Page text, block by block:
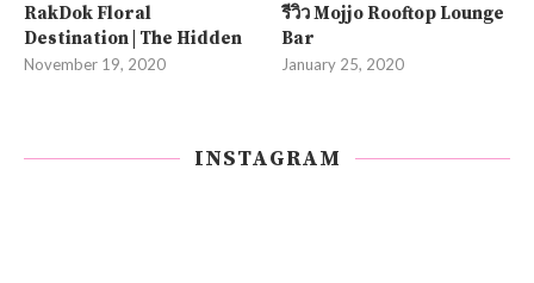
RakDok Floral
Destination | The Hidden
November 19, 2020
รีวิว Mojjo Rooftop Lounge
Bar
January 25, 2020
INSTAGRAM